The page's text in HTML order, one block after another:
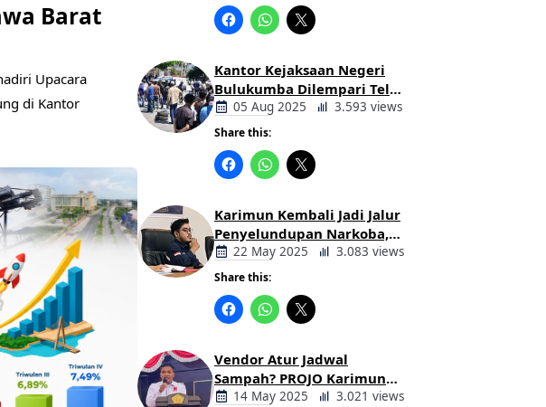
Barat
Upacara
di Kantor
Kantor Kejaksaan Negeri
Bulukumba Dilempari Telur
dan Kotoran Sapi, Keluarga
Korban Lakalantas Tuntut
Keadilan
05 Aug 2025 3.593 views
Share this:
Karimun Kembali Jadi Jalur
Penyelundupan Narkoba,
Mahasiswa Desak Pemkab
dan Aparat Bertindak Tegas
22 May 2025 3.083 views
Share this:
Vendor Atur Jadwal
Sampah? PROJO Karimun
Kritik Usulan PT AGB
14 May 2025 3.021 views